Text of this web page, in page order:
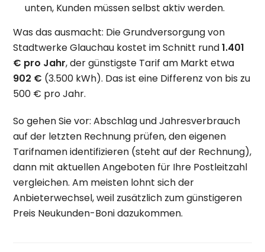
unten, Kunden müssen selbst aktiv werden.
Was das ausmacht: Die Grundversorgung von
Stadtwerke Glauchau kostet im Schnitt rund1.401
€ pro Jahr, der günstigste Tarif am Markt etwa
902 € (3.500 kWh). Das ist eine Differenz von bis zu
500 € pro Jahr.
So gehen Sie vor: Abschlag und Jahresverbrauch
auf der letzten Rechnung prüfen, den eigenen
Tarifnamen identifizieren (steht auf der Rechnung),
dann mit aktuellen Angeboten für Ihre Postleitzahl
vergleichen. Am meisten lohnt sich der
Anbieterwechsel, weil zusätzlich zum günstigeren
Preis Neukunden-Boni dazukommen.